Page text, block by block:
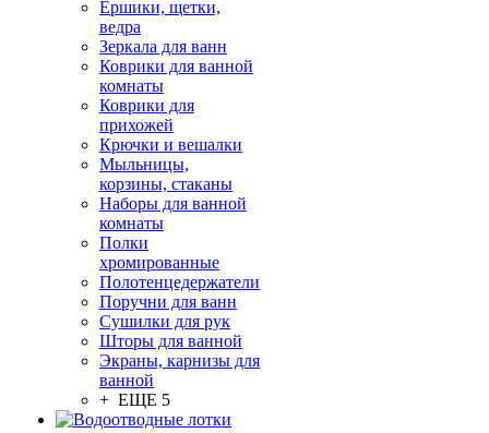
Ершики, щетки,
ведра
Зеркала для ванн
Коврики для ванной
комнаты
Коврики для
прихожей
Крючки и вешалки
Мыльницы,
корзины, стаканы
Наборы для ванной
комнаты
Полки
хромированные
Полотенцедержатели
Поручни для ванн
Сушилки для рук
Шторы для ванной
Экраны, карнизы для
ванной
+ ЕЩЕ 5